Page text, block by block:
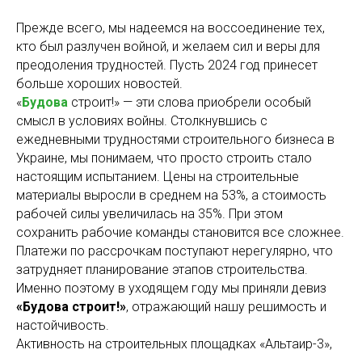
Прежде всего, мы надеемся на воссоединение тех,
кто был разлучен войной, и желаем сил и веры для
преодоления трудностей. Пусть 2024 год принесет
больше хороших новостей.
«Будова строит!» — эти слова приобрели особый
смысл в условиях войны. Столкнувшись с
ежедневными трудностями строительного бизнеса в
Украине, мы понимаем, что просто строить стало
настоящим испытанием. Цены на строительные
материалы выросли в среднем на 53%, а стоимость
рабочей силы увеличилась на 35%. При этом
сохранить рабочие команды становится все сложнее.
Платежи по рассрочкам поступают нерегулярно, что
затрудняет планирование этапов строительства.
Именно поэтому в уходящем году мы приняли девиз
«Будова строит!», отражающий нашу решимость и
настойчивость.
Активность на строительных площадках «Альтаир-3»,